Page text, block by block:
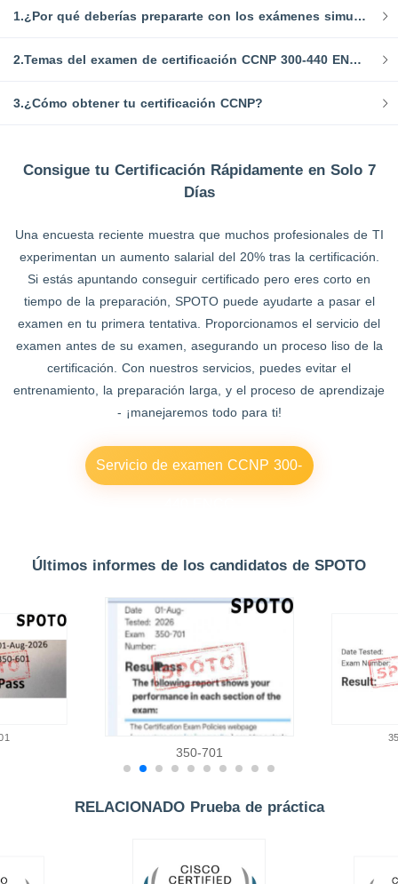
1.¿Por qué deberías prepararte con los exámenes simulados de SPOTO CCNP 300-440 ENCC?
2.Temas del examen de certificación CCNP 300-440 ENCC:
3.¿Cómo obtener tu certificación CCNP?
Consigue tu Certificación Rápidamente en Solo 7
Días
Una encuesta reciente muestra que muchos profesionales de TI
experimentan un aumento salarial del 20% tras la certificación.
Si estás apuntando conseguir certificado pero eres corto en
tiempo de la preparación, SPOTO puede ayudarte a pasar el
examen en tu primera tentativa. Proporcionamos el servicio del
examen antes de su examen, asegurando un proceso liso de la
certificación. Con nuestros servicios, puedes evitar el
entrenamiento, la preparación larga, y el proceso de aprendizaje
- ¡manejaremos todo para ti!
Servicio de examen CCNP 300-
Últimos informes de los candidatos de SPOTO
350-701
RELACIONADO Prueba de práctica